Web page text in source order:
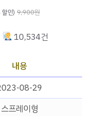
인) 9,900원
10,534건
내용
08-29
스프레이형